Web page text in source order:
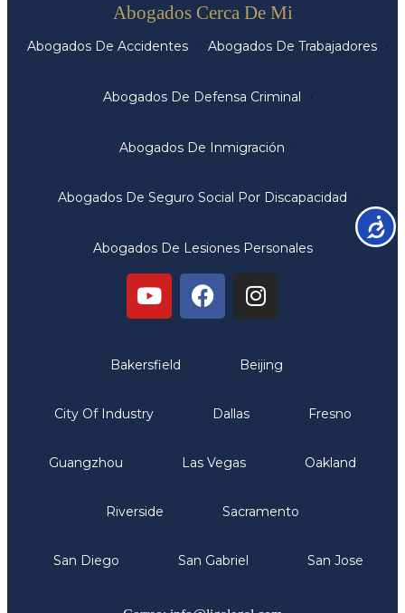
Abogados Cerca De Mi
Abogados De Accidentes Abogados De Trabajadores
Abogados De Defensa Criminal
Abogados De Inmigración
Abogados De Seguro Social Por Discapacidad
Abogados De Lesiones Personales
Bakersfield Beijing
City Of Industry Dallas Fresno
Guangzhou Las Vegas Oakland
Riverside Sacramento
San Diego San Gabriel San Jose